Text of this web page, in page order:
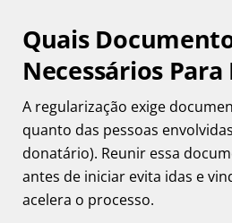
Quais
Necessários
A regularização exige
quanto das pessoas
donatário). Reunir essa
antes de iniciar evita idas e
acelera o processo.